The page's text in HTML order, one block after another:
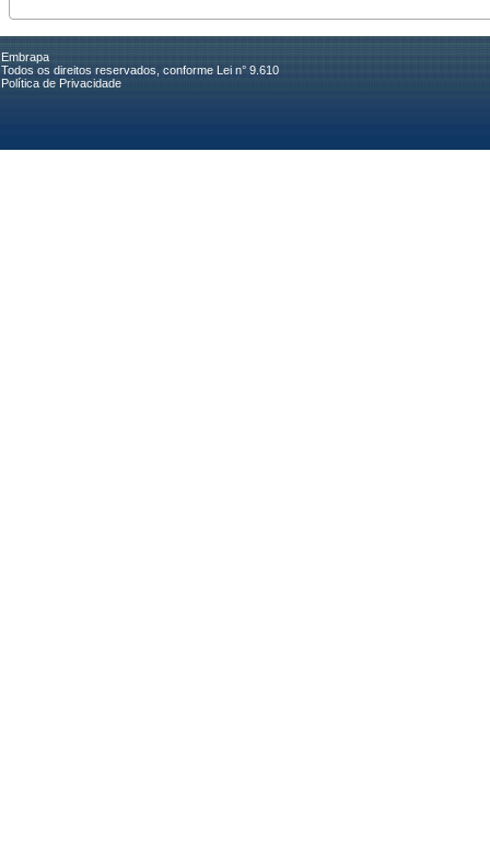
Embrapa
Todos os direitos reservados, conforme Lei n° 9.610
Política de Privacidade